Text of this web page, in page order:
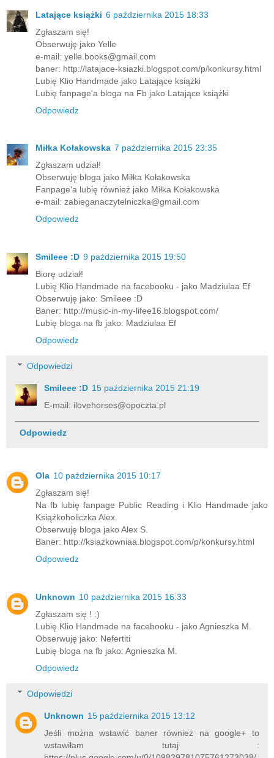
Latające książki 6 października 2015 18:33
Zgłaszam się!
Obserwuję jako Yelle
e-mail: yelle.books@gmail.com
baner: http://latajace-ksiazki.blogspot.com/p/konkursy.html
Lubię Klio Handmade jako Latające książki
Lubię fanpage'a bloga na Fb jako Latające książki
Odpowiedz
Miłka Kołakowska 7 października 2015 23:35
Zgłaszam udział!
Obserwuję bloga jako Miłka Kołakowska
Fanpage'a lubię również jako Miłka Kołakowska
e-mail: zabieganaczytelniczka@gmail.com
Odpowiedz
Smileee :D 9 października 2015 19:50
Biorę udział!
Lubię Klio Handmade na facebooku - jako Madziulaa Ef
Obserwuję jako: Smileee :D
Baner: http://music-in-my-lifee16.blogspot.com/
Lubię bloga na fb jako: Madziulaa Ef
Odpowiedz
Odpowiedzi
Smileee :D 15 października 2015 21:19
E-mail: ilovehorses@opoczta.pl
Odpowiedz
Ola 10 października 2015 10:17
Zgłaszam się!
Na fb lubię fanpage Public Reading i Klio Handmade jako
Książkoholiczka Alex.
Obserwuję bloga jako Alex S.
Baner: http://ksiazkowniaa.blogspot.com/p/konkursy.html
Odpowiedz
Unknown 10 października 2015 16:33
Zgłaszam się ! :)
Lubię Klio Handmade na facebooku - jako Agnieszka M.
Obserwuję jako: Nefertiti
Lubię bloga na fb jako: Agnieszka M.
Odpowiedz
Odpowiedzi
Unknown 15 października 2015 13:12
Jeśli można wstawić baner również na google+ to
wstawiłam tutaj :